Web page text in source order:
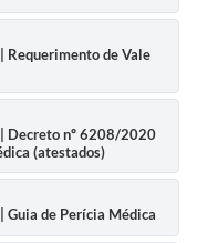
Requerimento de Vale
Decreto nº 6208/2020
(atestados)
Guia de Perícia Médica